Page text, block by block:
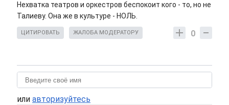
Нехватка театров и оркестров беспокоит кого - то, но не
Талиеву. Она же в культуре - НОЛЬ.
0
ЦИТИРОВАТЬ ЖАЛОБА МОДЕРАТОРУ
или авторизуйтесь